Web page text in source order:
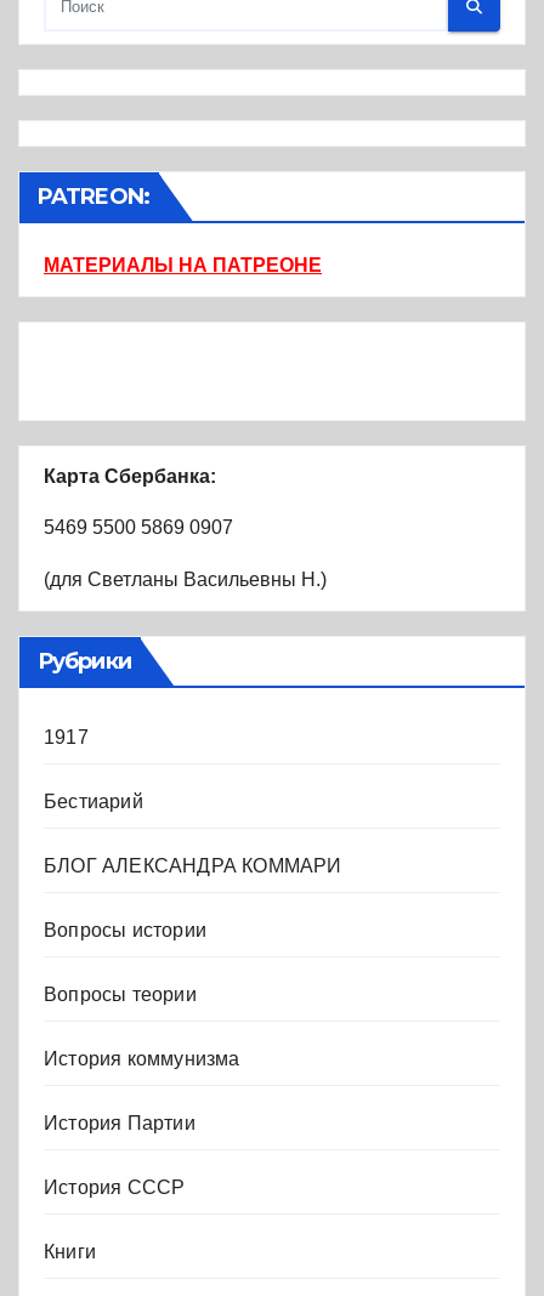
PATREON:
МАТЕРИАЛЫ НА ПАТРЕОНЕ
Карта Сбербанка:
5469 5500 5869 0907
(для Светланы Васильевны Н.)
Рубрики
1917
Бестиарий
БЛОГ АЛЕКСАНДРА КОММАРИ
Вопросы истории
Вопросы теории
История коммунизма
История Партии
История СССР
Книги